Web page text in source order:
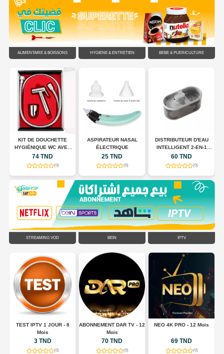
ALIMENTAIRE & BOISSONS HYGIÈNE & ENTRETIEN BÉBÉ & PUÉRICULTURE
KIT DE DOUCHETTE
HYGIÉNIQUE WC AVEC
FLEXIBLE EN ACIER
INOXYDABLE
74 TND
(0)
ASPIRATEUR NASAL
ÉLECTRIQUE
25 TND
(0)
DISTRIBUTEUR D'EAU
INTELLIGENT 2-EN-1
POUR CHIENS ET CHATS
60 TND
(0)
STREAMING VOD BEIN IPTV
TEST IPTV 1 JOUR - 8
Mois
3 TND
(0)
ABONNEMENT DAR TV - 12
Mois
70 TND
(0)
NEO 4K PRO - 12 Mois
69 TND
(0)